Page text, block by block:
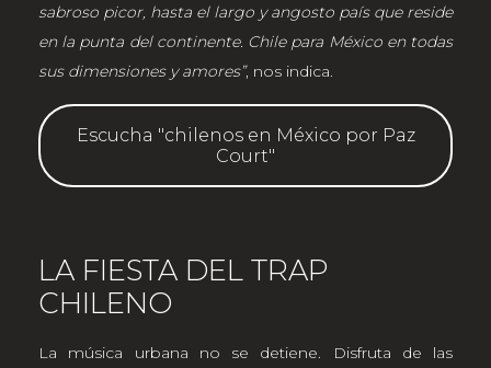
sabroso picor, hasta el largo y angosto país que reside
en la punta del continente. Chile para México en todas
sus dimensiones y amores”, nos indica.
Escucha "chilenos en México por Paz
Court"
LA FIESTA DEL TRAP
CHILENO
La música urbana no se detiene. Disfruta de las